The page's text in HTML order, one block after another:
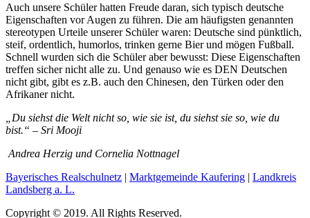
Auch unsere Schüler hatten Freude daran, sich typisch deutsche
Eigenschaften vor Augen zu führen. Die am häufigsten genannten
stereotypen Urteile unserer Schüler waren: Deutsche sind pünktlich,
steif, ordentlich, humorlos, trinken gerne Bier und mögen Fußball.
Schnell wurden sich die Schüler aber bewusst: Diese Eigenschaften
treffen sicher nicht alle zu. Und genauso wie es DEN Deutschen
nicht gibt, gibt es z.B. auch den Chinesen, den Türken oder den
Afrikaner nicht.
„Du siehst die Welt nicht so, wie sie ist, du siehst sie so, wie du
bist.“ – Sri Mooji
Andrea Herzig und Cornelia Nottnagel
Bayerisches Realschulnetz | Marktgemeinde Kaufering | Landkreis
Landsberg a. L.
Copyright © 2019. All Rights Reserved.